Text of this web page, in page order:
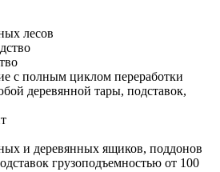
с полным циклом переработки
деревянной тары, подставок,
и деревянных ящиков, поддонов
грузоподъемностью от 100